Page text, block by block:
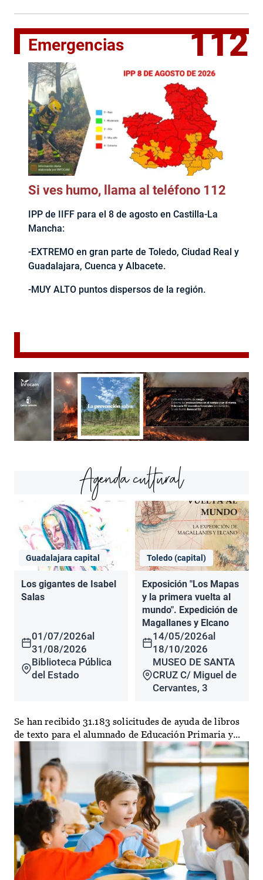
Emergencias 112
Si ves humo, llama al teléfono 112
IPP de IIFF para el 8 de agosto en Castilla-La
Mancha:
-EXTREMO en gran parte de Toledo, Ciudad Real y
Guadalajara, Cuenca y Albacete.
-MUY ALTO puntos dispersos de la región.
Agenda cultural
Guadalajara capital
Los gigantes de Isabel
Salas
01/07/2026al
31/08/2026
Biblioteca Pública
del Estado
Toledo (capital)
Exposición "Los Mapas
y la primera vuelta al
mundo". Expedición de
Magallanes y Elcano
14/05/2026al
18/10/2026
MUSEO DE SANTA
CRUZ C/ Miguel de
Cervantes, 3
Se han recibido 31.183 solicitudes de ayuda de libros
de texto para el alumnado de Educación Primaria y...